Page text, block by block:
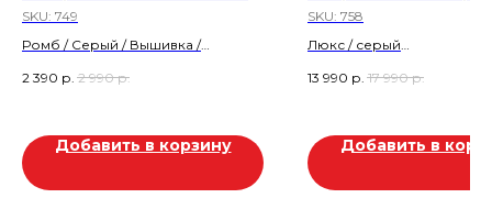
SKU: 749
Ромб / Серый / Вышивка /
Скидка 20%
2 390 р. 2 990 р.
Добавить в корзину
SKU: 758
Люкс / серый
Скидка 4.000р
13 990 р. 17 990 р.
Добавить в